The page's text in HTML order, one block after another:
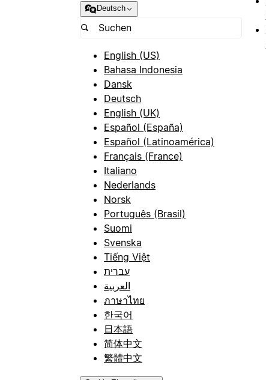
Deutsch
English (US)
Bahasa Indonesia
Dansk
Deutsch
English (UK)
Español (España)
Español (Latinoamérica)
Français (France)
Italiano
Nederlands
Norsk
Português (Brasil)
Suomi
Svenska
Tiếng Việt
עברית
العربية
ภาษาไทย
한국어
日本語
简体中文
繁體中文